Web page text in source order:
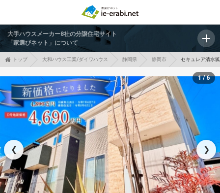
大手ハウスメーカー8社の分譲住宅サイト
「家選びネット」について
トップ 大和ハウス工業/ダイワハウス 静岡県 静岡市 セキュレア清水
❮ ❯
1 / 6